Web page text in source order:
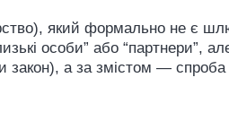
який формально не є
особи” або “партнери”,
а за змістом —